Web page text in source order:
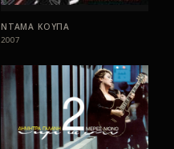
ΝΤΑΜΑ ΚΟΥΠΑ
2007